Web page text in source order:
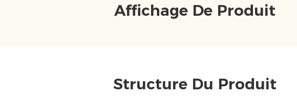
Affichage De Produit
Structure Du Produit